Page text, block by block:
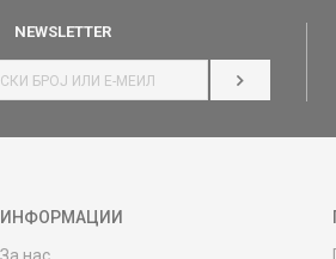
NEWSLETTER
НАЈАВИ СЕ
ИНФОРМАЦИИ